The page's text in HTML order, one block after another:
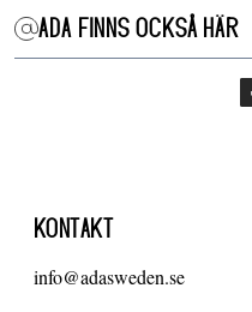
ADA FINNS OCKSÅ HÄR
KONTAKT
info@adasweden.se